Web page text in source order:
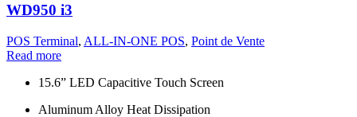
WD950 i3
POS Terminal, ALL-IN-ONE POS, Point de Vente
Read more
15.6” LED Capacitive Touch Screen
Aluminum Alloy Heat Dissipation